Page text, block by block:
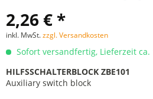
2,26 € *
inkl. MwSt.zzgl. Versandkosten
Sofort versandfertig, Lieferzeit ca.
HILFSSCHALTERBLOCK ZBE101
Auxiliary switch block